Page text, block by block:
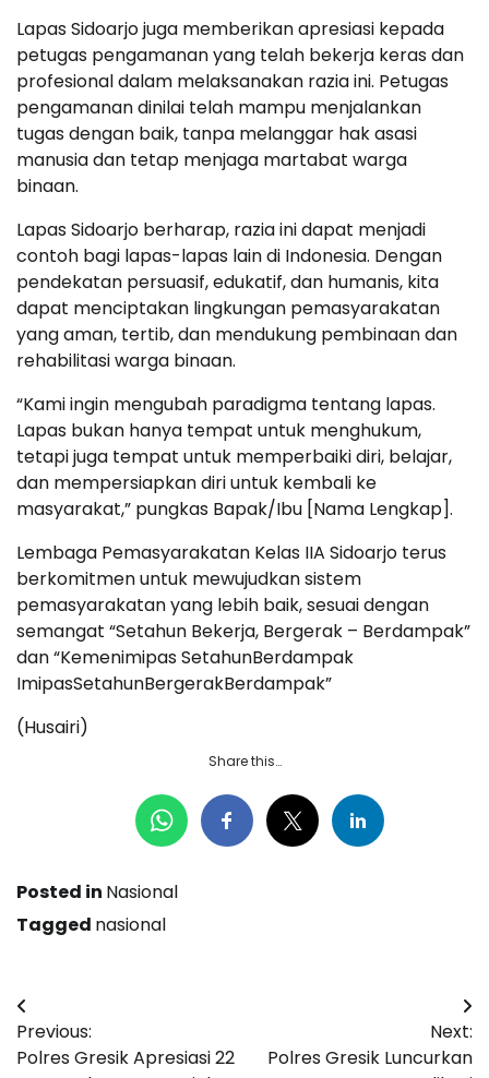
Lapas Sidoarjo juga memberikan apresiasi kepada
petugas pengamanan yang telah bekerja keras dan
profesional dalam melaksanakan razia ini. Petugas
pengamanan dinilai telah mampu menjalankan
tugas dengan baik, tanpa melanggar hak asasi
manusia dan tetap menjaga martabat warga
binaan.
Lapas Sidoarjo berharap, razia ini dapat menjadi
contoh bagi lapas-lapas lain di Indonesia. Dengan
pendekatan persuasif, edukatif, dan humanis, kita
dapat menciptakan lingkungan pemasyarakatan
yang aman, tertib, dan mendukung pembinaan dan
rehabilitasi warga binaan.
“Kami ingin mengubah paradigma tentang lapas.
Lapas bukan hanya tempat untuk menghukum,
tetapi juga tempat untuk memperbaiki diri, belajar,
dan mempersiapkan diri untuk kembali ke
masyarakat,” pungkas Bapak/Ibu [Nama Lengkap].
Lembaga Pemasyarakatan Kelas IIA Sidoarjo terus
berkomitmen untuk mewujudkan sistem
pemasyarakatan yang lebih baik, sesuai dengan
semangat “Setahun Bekerja, Bergerak – Berdampak”
dan “Kemenimipas SetahunBerdampak
ImipasSetahunBergerakBerdampak”
(Husairi)
Share this…
Posted in Nasional
Tagged nasional
Navigasi
pos
Previous:
Polres Gresik Apresiasi 22
Next:
Polres Gresik Luncurkan